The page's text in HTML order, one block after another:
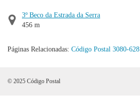
3º Beco da Estrada da Serra
456 m
Páginas Relacionadas: Código Postal 3080-628
© 2025 Código Postal